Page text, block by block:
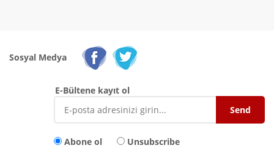
Sosyal Medya
E-Bültene kayıt ol
Abone ol Unsubscribe